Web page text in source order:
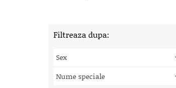
Filtreaza dupa:
Sex
Nume speciale